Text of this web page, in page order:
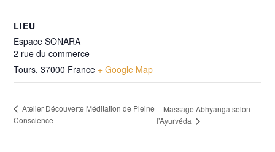
LIEU
Espace SONARA
2 rue du commerce
Tours, 37000 France + Google Map
Atelier Découverte Méditation de Pleine
Conscience
Massage Abhyanga selon
l’Ayurvéda